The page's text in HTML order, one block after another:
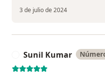
3 de julio de 2024
Sunil Kumar